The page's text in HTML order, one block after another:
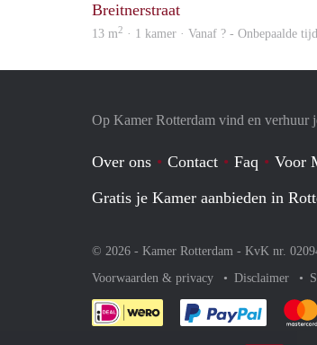
Breitnerstraat
13 m2 · 1 kamer · Vanaf ? - Onbepaalde tijd
Op Kamer Rotterdam vind en verhuur
Over ons Contact Faq Voor
Gratis je Kamer aanbieden in
© 2026 - Kamer Rotterdam - KvK nr.
Voorwaarden & privacy
Disclaimer
Je